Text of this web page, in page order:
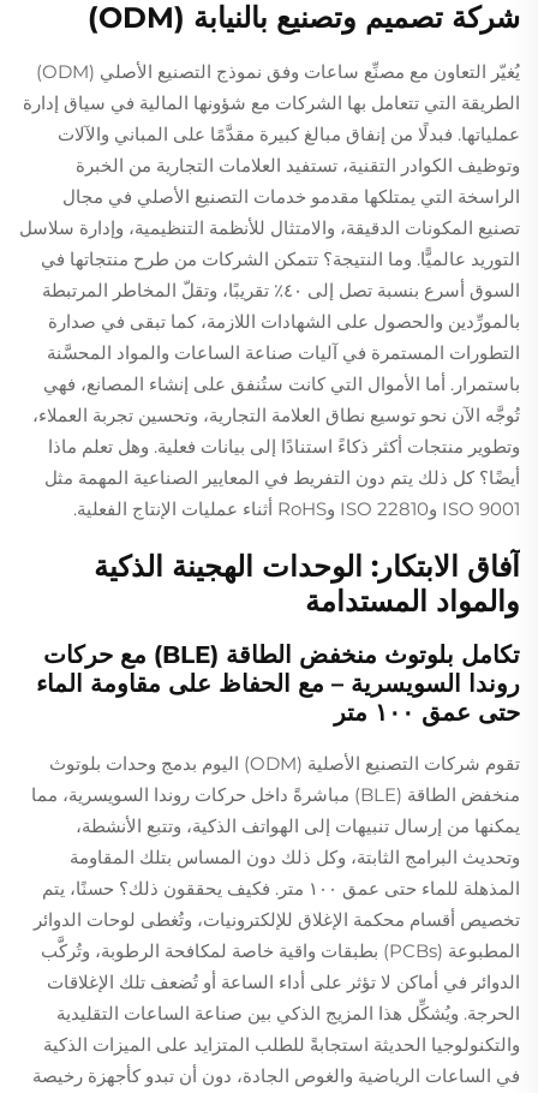
شركة تصميم وتصنيع بالنيابة (ODM)
يُغيّر التعاون مع مصنِّع ساعات وفق نموذج التصنيع الأصلي (ODM)
الطريقة التي تتعامل بها الشركات مع شؤونها المالية في سياق إدارة
عملياتها. فبدلًا من إنفاق مبالغ كبيرة مقدَّمًا على المباني والآلات
وتوظيف الكوادر التقنية، تستفيد العلامات التجارية من الخبرة
الراسخة التي يمتلكها مقدمو خدمات التصنيع الأصلي في مجال
تصنيع المكونات الدقيقة، والامتثال للأنظمة التنظيمية، وإدارة سلاسل
التوريد عالميًّا. وما النتيجة؟ تتمكن الشركات من طرح منتجاتها في
السوق أسرع بنسبة تصل إلى ٤٠٪ تقريبًا، وتقلّ المخاطر المرتبطة
بالمورِّدين والحصول على الشهادات اللازمة، كما تبقى في صدارة
التطورات المستمرة في آليات صناعة الساعات والمواد المحسَّنة
باستمرار. أما الأموال التي كانت ستُنفق على إنشاء المصانع، فهي
تُوجَّه الآن نحو توسيع نطاق العلامة التجارية، وتحسين تجربة العملاء،
وتطوير منتجات أكثر ذكاءً استنادًا إلى بيانات فعلية. وهل تعلم ماذا
أيضًا؟ كل ذلك يتم دون التفريط في المعايير الصناعية المهمة مثل
ISO 9001 وISO 22810 وRoHS أثناء عمليات الإنتاج الفعلية.
آفاق الابتكار: الوحدات الهجينة الذكية
والمواد المستدامة
تكامل بلوتوث منخفض الطاقة (BLE) مع حركات
روندا السويسرية – مع الحفاظ على مقاومة الماء
حتى عمق ١٠٠ متر
تقوم شركات التصنيع الأصلية (ODM) اليوم بدمج وحدات بلوتوث
منخفض الطاقة (BLE) مباشرةً داخل حركات روندا السويسرية، مما
يمكنها من إرسال تنبيهات إلى الهواتف الذكية، وتتبع الأنشطة،
وتحديث البرامج الثابتة، وكل ذلك دون المساس بتلك المقاومة
المذهلة للماء حتى عمق ١٠٠ متر. فكيف يحققون ذلك؟ حسنًا، يتم
تخصيص أقسام محكمة الإغلاق للإلكترونيات، وتُغطى لوحات الدوائر
المطبوعة (PCBs) بطبقات واقية خاصة لمكافحة الرطوبة، وتُركَّب
الدوائر في أماكن لا تؤثر على أداء الساعة أو تُضعف تلك الإغلاقات
الحرجة. ويُشكِّل هذا المزيج الذكي بين صناعة الساعات التقليدية
والتكنولوجيا الحديثة استجابةً للطلب المتزايد على الميزات الذكية
في الساعات الرياضية والغوص الجادة، دون أن تبدو كأجهزة رخيصة